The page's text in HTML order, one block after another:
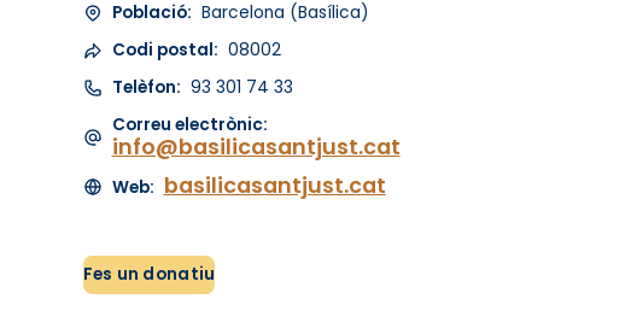
Població: Barcelona (Basílica)
Codi postal: 08002
Telèfon: 93 301 74 33
Correu electrònic:
info@basilicasantjust.cat
Web: basilicasantjust.cat
Fes un donatiu